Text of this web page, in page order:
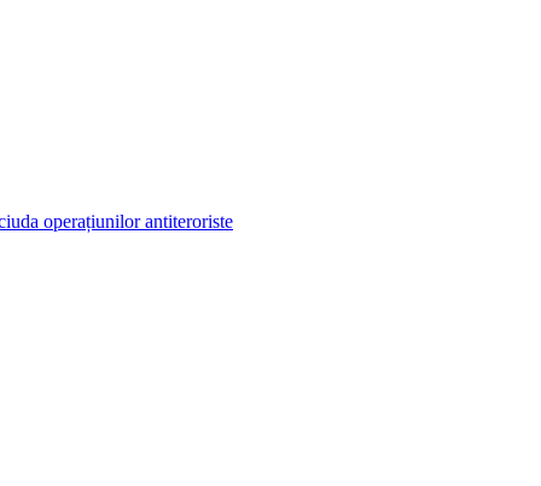
operațiunilor antiteroriste